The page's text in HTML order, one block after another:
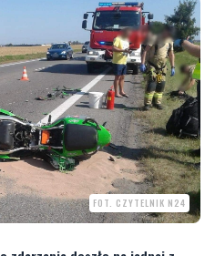
FOT. CZYTELNIK N24
zdarzenia doszło na jednej z
miejscowości Celbowo zderzył